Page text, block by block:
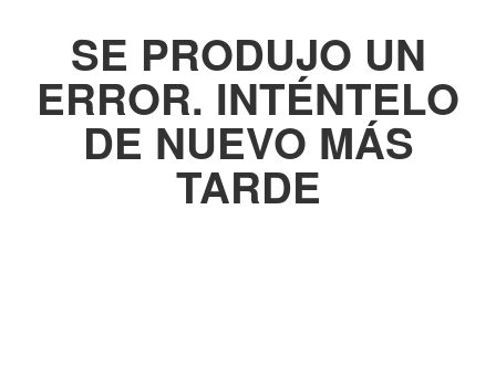
SE PRODUJO UN
ERROR. INTÉNTELO
DE NUEVO MÁS
TARDE